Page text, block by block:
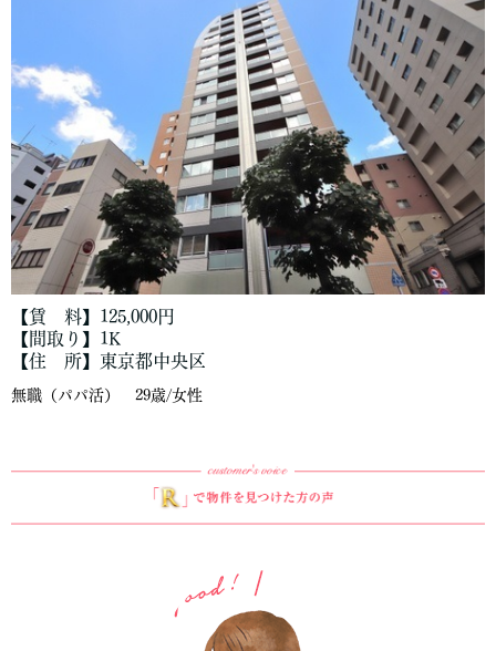
【賃 料】125,000円
【間取り】1K
【住 所】東京都中央区
無職（パパ活） 29歳/女性